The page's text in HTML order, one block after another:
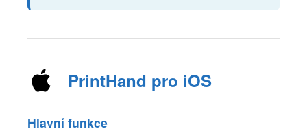
PrintHand pro iOS
Hlavní funkce